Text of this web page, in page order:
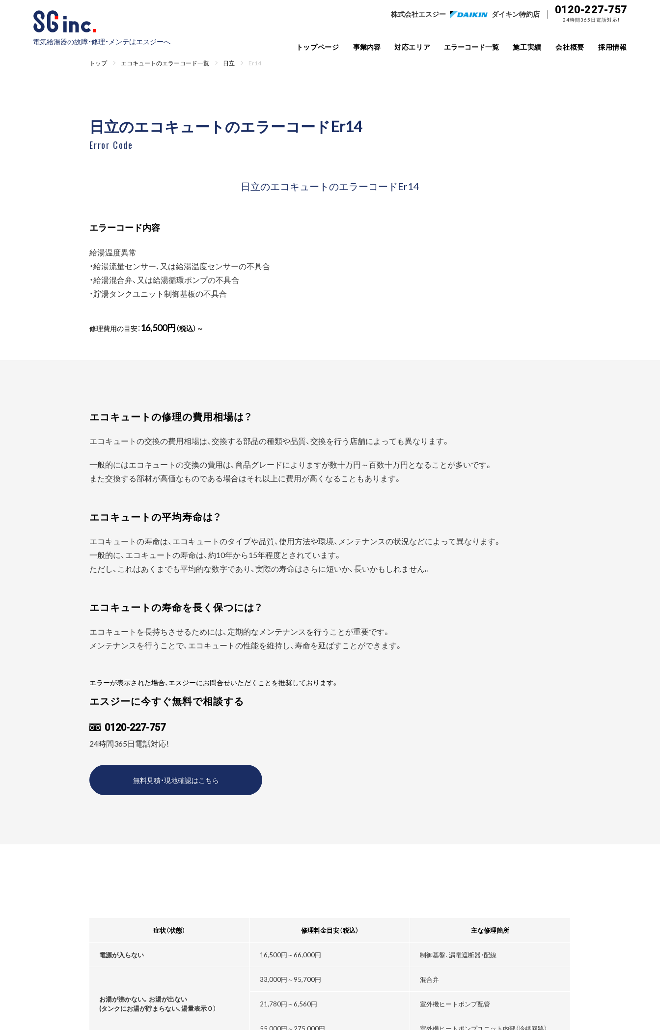
電気給湯器の故障・修理・メンテはエスジーへ
株式会社エスジー ダイキン特約店 0120-227-757
24時間365日電話対応!
トップページ 事業内容 対応エリア エラーコード一覧 施工実績 会社概要 採用情報
トップ エコキュートのエラーコード一覧 日立 Er14
日立のエコキュートのエラーコードEr14
Error Code
日立のエコキュートのエラーコードEr14
エラーコード内容
給湯温度異常
・給湯流量センサー､又は給湯温度センサーの不具合
・給湯混合弁、又は給湯循環ポンプの不具合
・貯湯タンクユニット制御基板の不具合
修理費用の目安： 16,500円（税込）～
エコキュートの修理の費用相場は？
エコキュートの交換の費用相場は、交換する部品の種類や品質、交換を行う店舗によっても異なります。
一般的にはエコキュートの交換の費用は、商品グレードによりますが数十万円～百数十万円となることが多いです。
また交換する部材が高価なものである場合はそれ以上に費用が高くなることもあります。
エコキュートの平均寿命は？
エコキュートの寿命は、エコキュートのタイプや品質、使用方法や環境、メンテナンスの状況などによって異なります。
一般的に、エコキュートの寿命は、約10年から15年程度とされています。
ただし、これはあくまでも平均的な数字であり、実際の寿命はさらに短いか、長いかもしれません。
エコキュートの寿命を長く保つには？
エコキュートを長持ちさせるためには、定期的なメンテナンスを行うことが重要です。
メンテナンスを行うことで、エコキュートの性能を維持し、寿命を延ばすことができます。
エラーが表示された場合、エスジーにお問合せいただくことを推奨しております。
エスジーに今すぐ無料で相談する
0120-227-757
24時間365日電話対応!
無料見積・現地確認はこちら
症状（状態） 修理料金目安（税込） 主な修理箇所
電源が入らない 16,500円～66,000円 制御基盤、漏電遮断器・配線
お湯が沸かない。お湯が出ない
(タンクにお湯が貯まらない､湯量表示０）
33,000円～95,700円 混合弁
21,780円～6,560円 室外機ヒートポンプ配管